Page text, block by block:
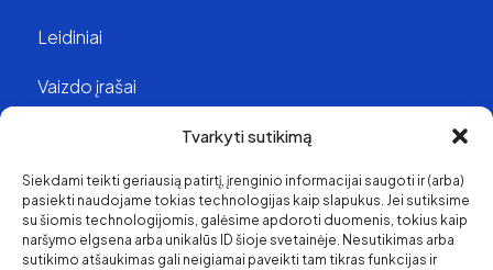
Tvarkyti sutikimą
Siekdami teikti geriausią patirtį, įrenginio informacijai saugoti ir (arba)
pasiekti naudojame tokias technologijas kaip slapukus. Jei sutiksime
su šiomis technologijomis, galėsime apdoroti duomenis, tokius kaip
naršymo elgsena arba unikalūs ID šioje svetainėje. Nesutikimas arba
sutikimo atšaukimas gali neigiamai paveikti tam tikras funkcijas ir
Leidiniai
Vaizdo įrašai
Struktūra ir kontaktai
Apie mus
Svetainės medis